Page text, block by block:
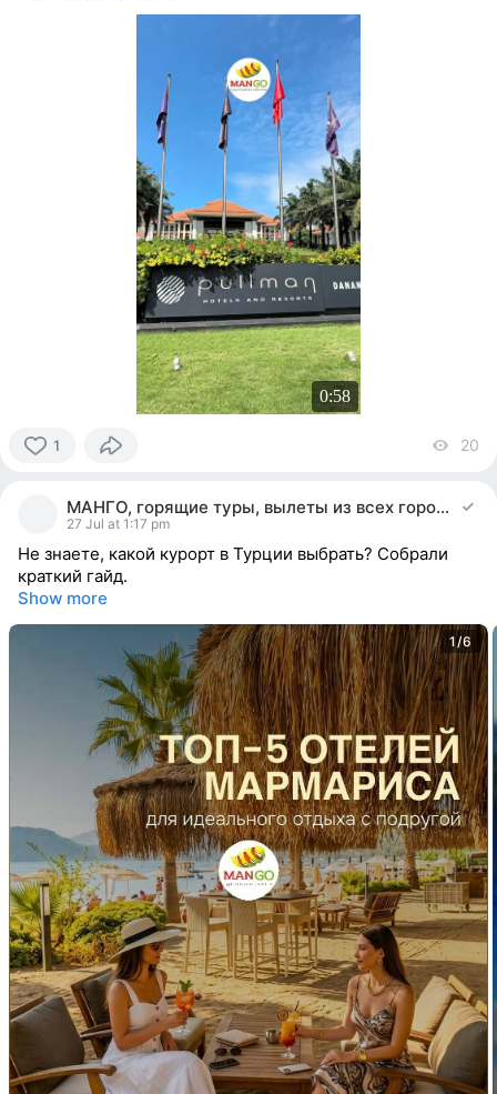
0:58
1 20
МАНГО, горящие туры, вылеты из всех городов РФ
27 Jul at 1:17 pm
Не знаете, какой курорт в Турции выбрать? Собрали
краткий гайд.
Show more
1/6